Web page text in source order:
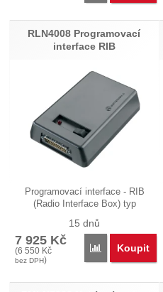
RLN4008 Programovací
interface RIB
Programovací interface - RIB
(Radio Interface Box) typ
15 dnů
7 925 Kč
(6 550 Kč
bez DPH)
PřidatKoupit